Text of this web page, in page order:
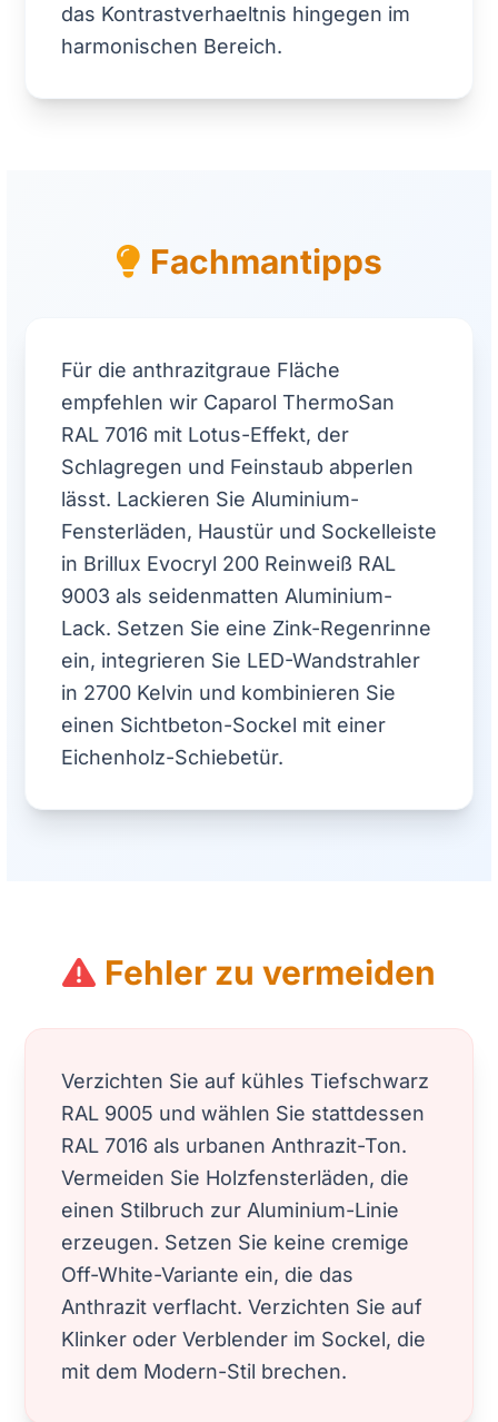
das Kontrastverhaeltnis hingegen im
harmonischen Bereich.
Fachmantipps
Für die anthrazitgraue Fläche
empfehlen wir Caparol ThermoSan
RAL 7016 mit Lotus-Effekt, der
Schlagregen und Feinstaub abperlen
lässt. Lackieren Sie Aluminium-
Fensterläden, Haustür und Sockelleiste
in Brillux Evocryl 200 Reinweiß RAL
9003 als seidenmatten Aluminium-
Lack. Setzen Sie eine Zink-Regenrinne
ein, integrieren Sie LED-Wandstrahler
in 2700 Kelvin und kombinieren Sie
einen Sichtbeton-Sockel mit einer
Eichenholz-Schiebetür.
Fehler zu vermeiden
Verzichten Sie auf kühles Tiefschwarz
RAL 9005 und wählen Sie stattdessen
RAL 7016 als urbanen Anthrazit-Ton.
Vermeiden Sie Holzfensterläden, die
einen Stilbruch zur Aluminium-Linie
erzeugen. Setzen Sie keine cremige
Off-White-Variante ein, die das
Anthrazit verflacht. Verzichten Sie auf
Klinker oder Verblender im Sockel, die
mit dem Modern-Stil brechen.